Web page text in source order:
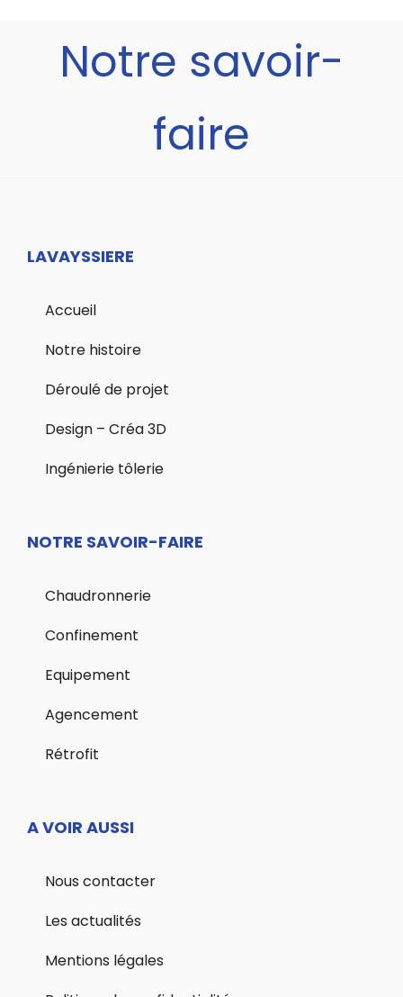
Notre savoir-
faire
LAVAYSSIERE
Accueil
Notre histoire
Déroulé de projet
Design – Créa 3D
Ingénierie tôlerie
NOTRE SAVOIR-FAIRE
Chaudronnerie
Confinement
Equipement
Agencement
Rétrofit
A VOIR AUSSI
Nous contacter
Les actualités
Mentions légales